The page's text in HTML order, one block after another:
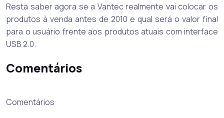
Resta saber agora se a Vantec realmente vai colocar os
produtos à venda antes de 2010 e qual será o valor final
para o usuário frente aos produtos atuais com interface
USB 2.0.
Comentários
Comentários